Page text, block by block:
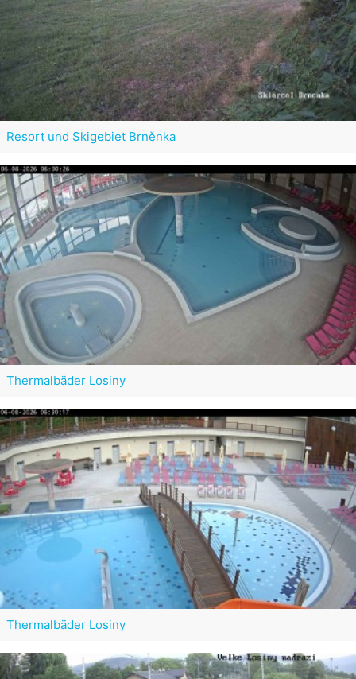
Resort und Skigebiet Brněnka
Thermalbäder Losiny
Thermalbäder Losiny